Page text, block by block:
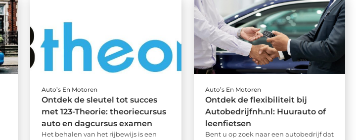
Auto’s En Motoren
Ontdek de sleutel tot succes
met 123-Theorie: theoriecursus
auto en dagcursus examen
Het behalen van het rijbewijs is een
Auto’s En Motoren
Ontdek de flexibiliteit bij
Autobedrijfnh.nl: Huurauto of
leenfietsen
Bent u op zoek naar een autobedrijf dat